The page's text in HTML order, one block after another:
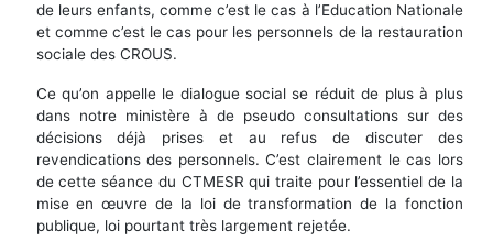
de leurs enfants, comme c’est le cas à l’Education Nationale
et comme c’est le cas pour les personnels de la restauration
sociale des CROUS.
Ce qu’on appelle le dialogue social se réduit de plus à plus
dans notre ministère à de pseudo consultations sur des
décisions déjà prises et au refus de discuter des
revendications des personnels. C’est clairement le cas lors
de cette séance du CTMESR qui traite pour l’essentiel de la
mise en œuvre de la loi de transformation de la fonction
publique, loi pourtant très largement rejetée.